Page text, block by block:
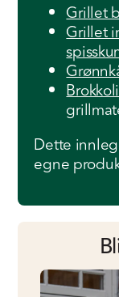
Grillet
Grillet
Dette
egne